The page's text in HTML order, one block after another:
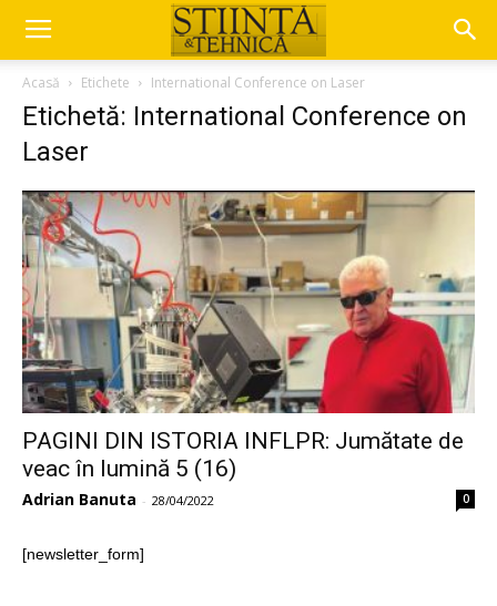
Acasă Etichete International Conference on Laser
Etichetă: International Conference on
Laser
PAGINI DIN ISTORIA INFLPR: Jumătate de
veac în lumină 5 (16)
Adrian Banuta - 28/04/2022 0
[newsletter_form]